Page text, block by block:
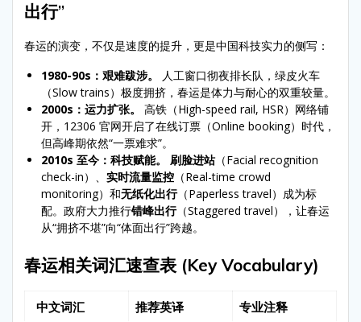
出行”
春运的演变，不仅是速度的提升，更是中国科技实力的侧写：
1980-90s：艰难跋涉。
人工窗口彻夜排长队，绿皮火车
（Slow trains）极度拥挤，春运是体力与耐心的双重较量。
2000s：运力扩张。
高铁（High-speed rail, HSR）网络铺
开，12306 官网开启了在线订票（Online booking）时代，
但高峰期依然“一票难求”。
2010s 至今：科技赋能。
刷脸进站（Facial recognition
check-in）、 实时流量监控 （Real-time crowd
monitoring）和无纸化出行（Paperless travel）成为标
配。政府大力推行错峰出行（Staggered travel），让春运
从“拥挤不堪”向“体面出行”跨越。
春运相关词汇速查表 (Key Vocabulary)
中文词汇 推荐英译 专业注释